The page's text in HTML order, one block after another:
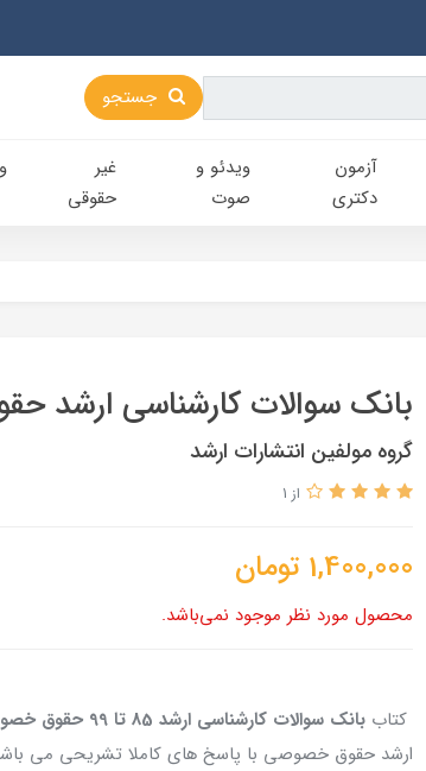
جستجو
آزمون
دکتری
ویدئو و
صوت
غیر
حقوقی
بانک سوالات کارشناسی ارشد
گروه مولفین انتشارات ارشد
از 1
1,400,000 تومان
محصول مورد نظر موجود نمی‌باشد.
کتاببانک سوالات کارشناسی ارشد 85 تا 99 حقوق خصوصی